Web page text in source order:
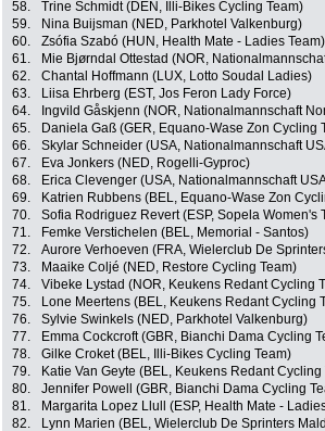
58.
Trine Schmidt (DEN, Illi-Bikes Cycling Team)
59.
Nina Buijsman (NED, Parkhotel Valkenburg)
60.
Zsófia Szabó (HUN, Health Mate - Ladies Team)
61.
Mie Bjørndal Ottestad (NOR,
62.
Chantal Hoffmann (LUX, Lotto Soudal Ladies)
63.
Liisa Ehrberg (EST, Jos Feron Lady Force)
64.
Ingvild Gåskjenn (NOR, Nationalmannschaft
65.
Daniela Gaß (GER, Equano-Wase Zon Cycling
66.
Skylar Schneider (USA, Nationalmannschaft
67.
Eva Jonkers (NED, Rogelli-Gyproc)
68.
Erica Clevenger (USA, Nationalmannschaft
69.
Katrien Rubbens (BEL, Equano-Wase Zon
70.
Sofia Rodriguez Revert (ESP, Sopela Women's
71.
Femke Verstichelen (BEL, Memorial - Santos)
72.
Aurore Verhoeven (FRA, Wielerclub De
73.
Maaike Coljé (NED, Restore Cycling Team)
74.
Vibeke Lystad (NOR, Keukens Redant Cycling
75.
Lone Meertens (BEL, Keukens Redant Cycling
76.
Sylvie Swinkels (NED, Parkhotel Valkenburg)
77.
Emma Cockcroft (GBR, Bianchi Dama Cycling
78.
Gilke Croket (BEL, Illi-Bikes Cycling Team)
79.
Katie Van Geyte (BEL, Keukens Redant Cycling
80.
Jennifer Powell (GBR, Bianchi Dama Cycling
81.
Margarita Lopez Llull (ESP, Health Mate -
82.
Lynn Marien (BEL, Wielerclub De Sprinters